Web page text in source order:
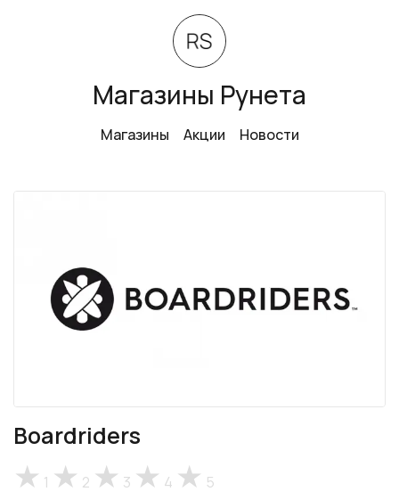
Магазины Рунета
Магазины Акции Новости
Boardriders
1 2 3 4 5